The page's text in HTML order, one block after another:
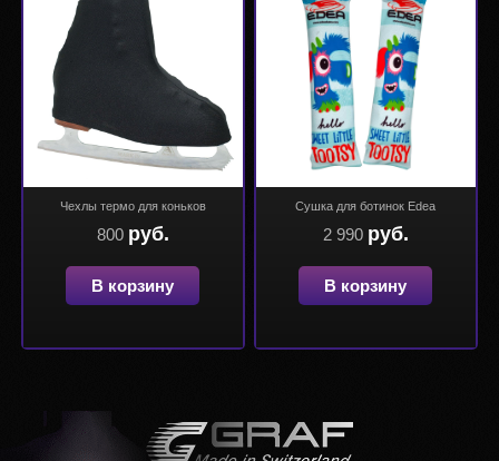
Чехлы термо для коньков
800 руб.
В корзину
Сушка для ботинок Edea
2 990 руб.
В корзину